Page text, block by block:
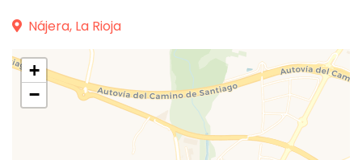
Nájera, La Rioja
+
−